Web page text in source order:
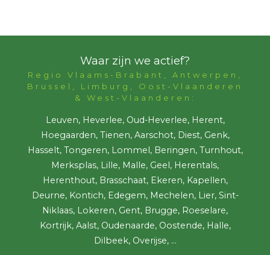
Waar zijn we actief?
Regio Vlaams-Brabant, Antwerpen,
Brussel, Limburg, Oost-Vlaanderen
& West-Vlaanderen:
Leuven, Heverlee, Oud-Heverlee, Herent,
Hoegaarden, Tienen, Aarschot, Diest, Genk,
Hasselt, Tongeren, Lommel, Beringen, Turnhout,
Merksplas, Lille, Malle, Geel, Herentals,
Herenthout, Brasschaat, Ekeren, Kapellen,
Deurne, Kontich, Edegem, Mechelen, Lier, Sint-
Niklaas, Lokeren, Gent, Brugge, Roeselare,
Kortrijk, Aalst, Oudenaarde, Oostende, Halle,
Dilbeek, Overijse, ...